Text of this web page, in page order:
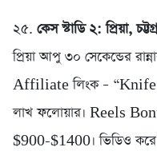
২৫. কেস স্টাডি ২: প্রিয়া,
প্রিয়া আপু ৩০ সেকেন্ডের
Affiliate লিংক –
লাখ ফলোয়ার। Reels
$900-$1400। ভিডিও